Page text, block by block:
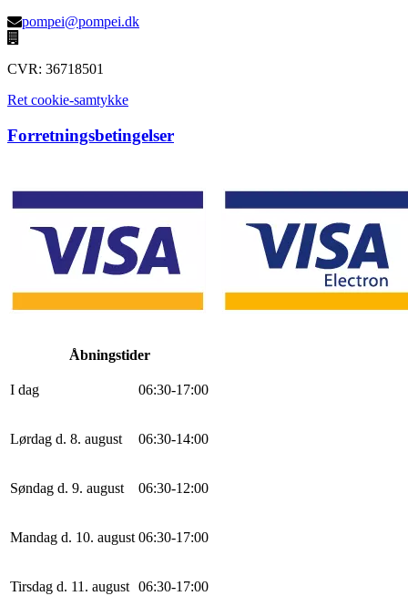
pompei@pompei.dk
CVR: 36718501
Ret cookie-samtykke
Forretningsbetingelser
Åbningstider
I dag 06:30-17:00
Lørdag d. 8. august 06:30-14:00
Søndag d. 9. august 06:30-12:00
Mandag d. 10. august 06:30-17:00
Tirsdag d. 11. august 06:30-17:00